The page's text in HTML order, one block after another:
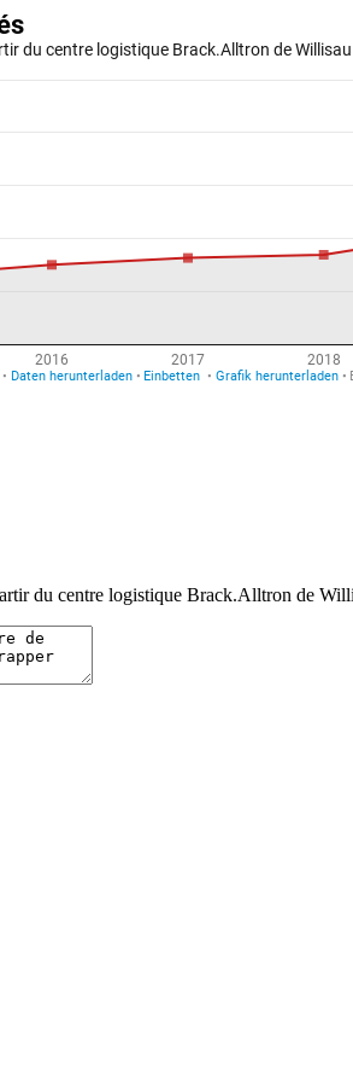
du centre logistique Brack.Alltron de